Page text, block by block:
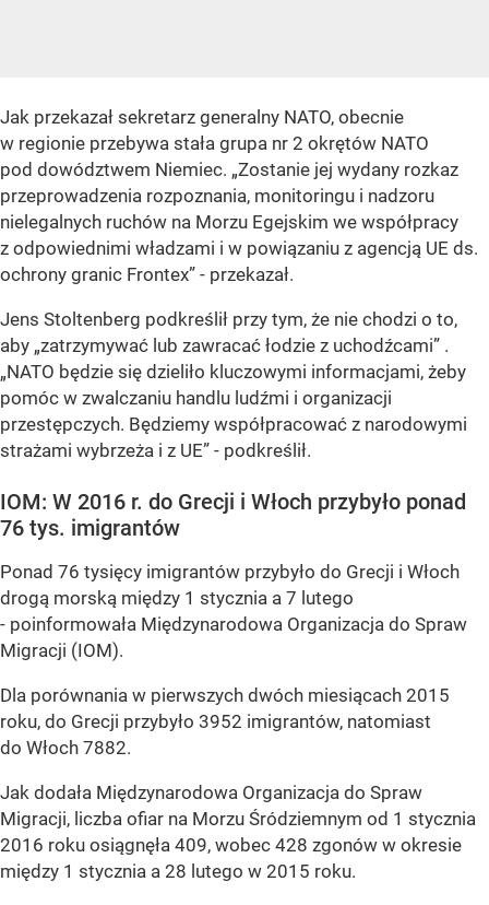
Jak przekazał sekretarz generalny NATO, obecnie
w regionie przebywa stała grupa nr 2 okrętów NATO
pod dowództwem Niemiec. „Zostanie jej wydany rozkaz
przeprowadzenia rozpoznania, monitoringu i nadzoru
nielegalnych ruchów na Morzu Egejskim we współpracy
z odpowiednimi władzami i w powiązaniu z agencją UE ds.
ochrony granic Frontex” - przekazał.
Jens Stoltenberg podkreślił przy tym, że nie chodzi o to,
aby „zatrzymywać lub zawracać łodzie z uchodźcami” .
„NATO będzie się dzieliło kluczowymi informacjami, żeby
pomóc w zwalczaniu handlu ludźmi i organizacji
przestępczych. Będziemy współpracować z narodowymi
strażami wybrzeża i z UE” - podkreślił.
IOM: W 2016 r. do Grecji i Włoch przybyło ponad
76 tys. imigrantów
Ponad 76 tysięcy imigrantów przybyło do Grecji i Włoch
drogą morską między 1 stycznia a 7 lutego
- poinformowała Międzynarodowa Organizacja do Spraw
Migracji (IOM).
Dla porównania w pierwszych dwóch miesiącach 2015
roku, do Grecji przybyło 3952 imigrantów, natomiast
do Włoch 7882.
Jak dodała Międzynarodowa Organizacja do Spraw
Migracji, liczba ofiar na Morzu Śródziemnym od 1 stycznia
2016 roku osiągnęła 409, wobec 428 zgonów w okresie
między 1 stycznia a 28 lutego w 2015 roku.